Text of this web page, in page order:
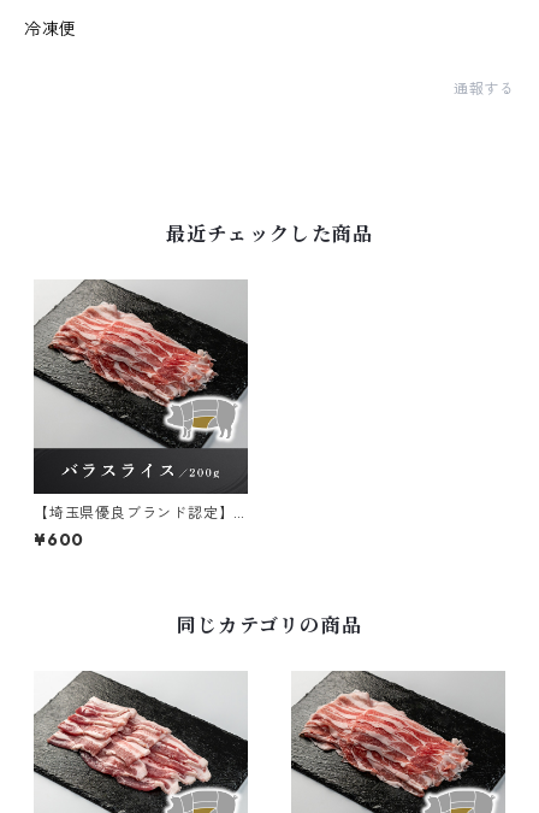
冷凍便
通報する
最近チェックした商品
【埼玉県優良ブランド認定】
彩の国愛彩三元豚 バラスラ
イス 冷凍 200g×1パック
¥600
同じカテゴリの商品